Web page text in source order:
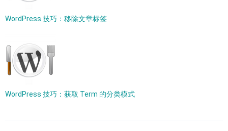
WordPress 技巧：移除文章标签
WordPress 技巧：获取 Term 的分类模式